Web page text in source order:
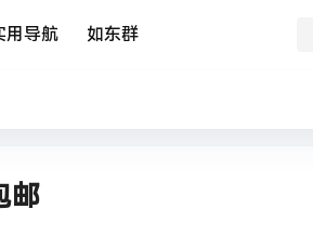
用导航 如东群
邮